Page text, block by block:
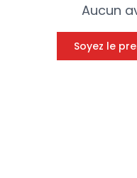
Aucun
Soyez le